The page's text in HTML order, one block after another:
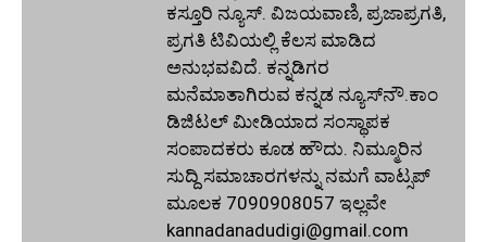
ಕಸ್ತೂರಿ ನ್ಯೂಸ್‌. ವಿಜಯವಾಣಿ, ಪ್ರಜಾಪ್ರಗತಿ,
ಪ್ರಗತಿ ಟಿವಿಯಲ್ಲಿ ಕೆಲಸ ಮಾಡಿದ
ಅನುಭವವಿದೆ. ಕನ್ನಡಿಗರ
ಮನೆಮಾತಾಗಿರುವ ಕನ್ನಡ ನ್ಯೂಸ್‌ನೌ.ಕಾಂ
ಡಿಜಿಟಲ್‌ ಮೀಡಿಯಾದ ಸಂಸ್ಥಾಪಕ
ಸಂಪಾದಕರು ಕೂಡ ಹೌದು. ನಿಮ್ಮೂರಿನ
ಸುದ್ದಿ ಸಮಾಚಾರಗಳನ್ನು ನಮಗೆ ವಾಟ್ಸಪ್‌
ಮೂಲಕ 7090908057 ಇಲ್ಲವೇ
kannadanadudigi@gmail.com